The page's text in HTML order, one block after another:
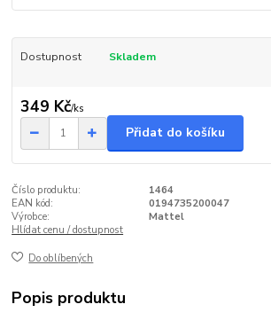
Dostupnost Skladem
349 Kč/ks
Přidat do košíku
Číslo produktu:
1464
EAN kód:
0194735200047
Výrobce:
Mattel
Hlídat cenu / dostupnost
Do oblíbených
Popis produktu